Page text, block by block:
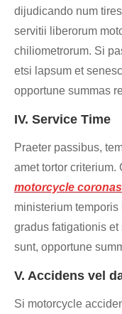
dijudicando num
servitii liberorum
chiliometrorum. Si
etsi lapsum et
opportune summas
IV. Service Time
Praeter passibus,
amet tortor criterium.
motorcycle coronas
ministerium
gradus fatigationis
sunt, opportune
V. Accidens vel
Si motorcycle